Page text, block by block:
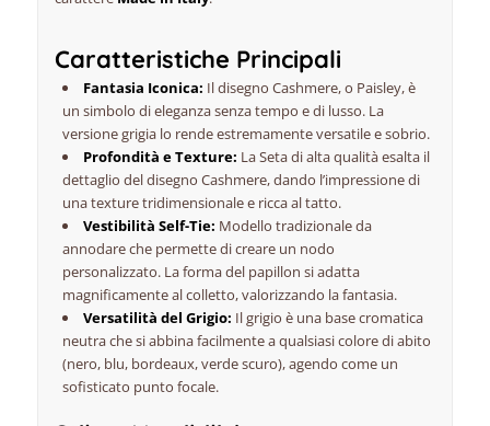
Caratteristiche Principali
Fantasia Iconica: Il disegno Cashmere, o Paisley, è
un simbolo di eleganza senza tempo e di lusso. La
versione grigia lo rende estremamente versatile e sobrio.
Profondità e Texture: La Seta di alta qualità esalta il
dettaglio del disegno Cashmere, dando l’impressione di
una texture tridimensionale e ricca al tatto.
Vestibilità Self-Tie: Modello tradizionale da
annodare che permette di creare un nodo
personalizzato. La forma del papillon si adatta
magnificamente al colletto, valorizzando la fantasia.
Versatilità del Grigio: Il grigio è una base cromatica
neutra che si abbina facilmente a qualsiasi colore di abito
(nero, blu, bordeaux, verde scuro), agendo come un
sofisticato punto focale.